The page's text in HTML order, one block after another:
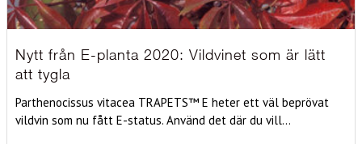
Nytt från E-planta 2020: Vildvinet som är lätt
att tygla
Parthenocissus vitacea TRAPETS™ E heter ett väl beprövat
vildvin som nu fått E-status. Använd det där du vill...